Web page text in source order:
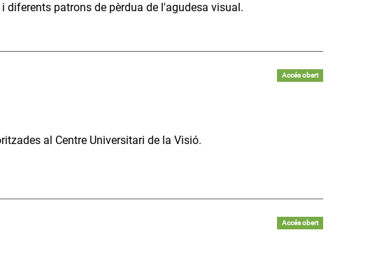
diferents patrons de pèrdua de l'agudesa visual.
Accés obert
al Centre Universitari de la Visió.
Accés obert